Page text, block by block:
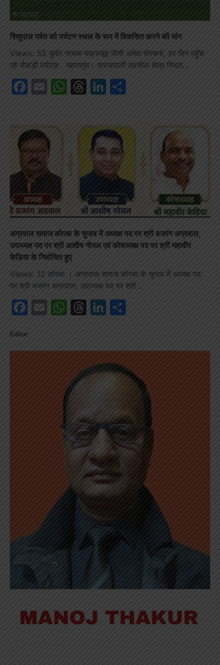
शिशुपाल पर्वत को पर्यटन स्थल के रूप में विकसित करने की मांग
Views: 55 कुबेर नायक चक्रव्यूह जैसी अभेद्य संरचना, हर दिन पहुँच
रहे सैकड़ों पर्यटक महासमुंद। सरायपाली तहसील क्षेत्र स्थित…
Facebook
EmailWhatsApp
Threads
LinkedIn
अग्रवाल समाज कोरबा के चुनाव में अध्यक्ष पद पर श्री बजरंग अग्रवाल,
उपाध्यक्ष पद पर श्री आशीष गोयल एवं कोषाध्यक्ष पद पर श्री महावीर
केडिया के निर्वाचित हुए
Views: 12 कोरबा । अग्रवाल समाज कोरबा के चुनाव में अध्यक्ष पद
पर श्री बजरंग अग्रवाल, उपाध्यक्ष पद पर श्री…
Facebook
EmailWhatsApp
Threads
LinkedIn
Editor